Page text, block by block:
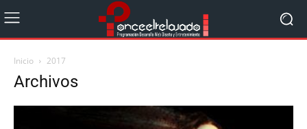
Inicio 2017
Archivos